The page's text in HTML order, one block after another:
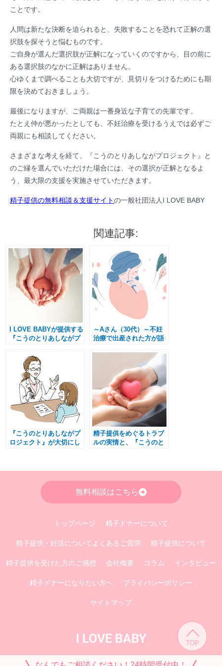
ことです。
人間は新たな決断を迫られると、失敗することを恐れて正解の選
択肢を探そうと悩むものです。
ご自身が選んだ選択肢が正解になっていくのですから、目の前に
ある選択肢のなかに正解はありません。
心ゆくまで調べることも大切ですが、見切りをつけるためにも期
限を決めておきましょう。
最後になりますが、ご両親は一番身近な子育ての先輩です。
たとえ仲が悪かったとしても、不妊治療を受けるうえでは必ずご
両親にも相談してください。
さまざまな考えを経て、『こうのとりあしながプロジェクト』と
のご縁を選んでいただけた場合には、その選択が正解となるよ
う、最大限の支援を実施させていただきます。
精子提供の無料相談＆支援サイトの一般社団法人I LOVE BABY
関連記事:
I LOVE BABYが提供する
『こうのとりあしながプ
～Aさん（30代）～不妊
治療で出産された方が語
『こうのとりあしながプ
ロジェクト』が大切にし
精子提供をめぐるトラブ
ルの実情と、『こうのと
無料相談はこちら
トップページ 精子ドナーについて
精子提供・妊活についてよくあるご質問 精子提供について
精子提供を受けた方のご感想 会社概要 コラム インタビュー
精子ドナーになりたい方へ プライバシーポリシー
サイトマップ
I LOVE BABY